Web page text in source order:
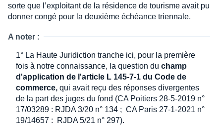
sorte que l’exploitant de la résidence de tourisme avait pu
donner congé pour la deuxième échéance triennale.
A noter :
1° La Haute Juridiction tranche ici, pour la première
fois à notre connaissance, la question du champ
d'application de l'article L 145-7-1 du Code de
commerce, qui avait reçu des réponses divergentes
de la part des juges du fond (CA Poitiers 28-5-2019 n°
17/03289 : RJDA 3/20 n° 134 ; CA Paris 27-1-2021 n°
19/14657 : RJDA 5/21 n° 297).